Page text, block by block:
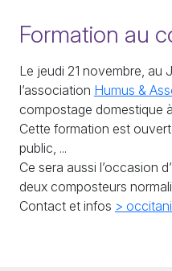
Formation au
Le jeudi 21 novembre, au
l’association Humus &
compostage domestique à
Cette formation est
public, ...
Ce sera aussi l’occasion
deux composteurs
Contact et infos >